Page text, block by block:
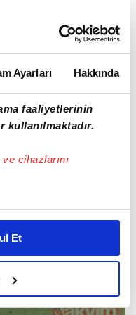
Ayarları Hakkında
faaliyetlerinin
kullanılmaktadır.
cihazlarını
sizlere özel
Bunu yaparken
deneyimi sunmak
adına
ve bu noktada,
noktasında tek gelir
Et